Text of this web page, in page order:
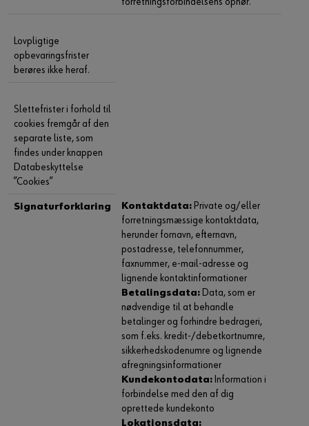
Lovpligtige
opbevaringsfrister
berøres ikke heraf.
Slettefrister i forhold til
cookies fremgår af den
separate liste, som
findes under knappen
Databeskyttelse
”Cookies”
Signaturforklaring Kontaktdata:Private og/eller
forretningsmæssige kontaktdata,
herunder fornavn, efternavn,
postadresse, telefonnummer,
faxnummer, e-mail-adresse og
lignende kontaktinformationer
Betalingsdata:Data, som er
nødvendige til at behandle
betalinger og forhindre bedrageri,
som f.eks. kredit-/debetkortnumre,
sikkerhedskodenumre og lignende
afregningsinformationer
Kundekontodata:Information i
forbindelse med den af dig
oprettede kundekonto
Lokationsdata: